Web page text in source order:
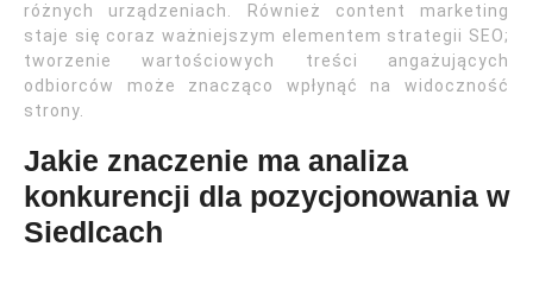
różnych urządzeniach. Również content marketing
staje się coraz ważniejszym elementem strategii SEO;
tworzenie wartościowych treści angażujących
odbiorców może znacząco wpłynąć na widoczność
strony.
Jakie znaczenie ma analiza
konkurencji dla pozycjonowania w
Siedlcach